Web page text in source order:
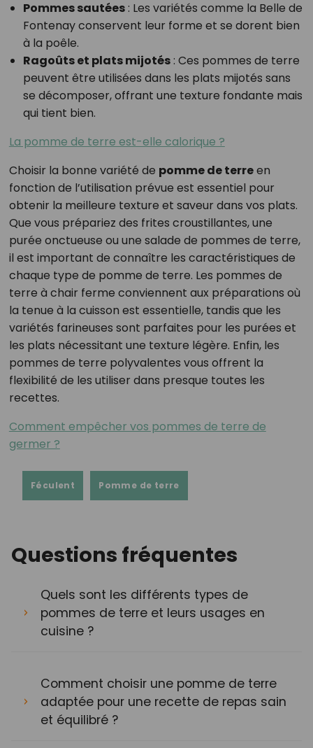
Pommes sautées: Les variétés comme la Belle de
Fontenay conservent leur forme et se dorent bien
à la poêle.
Ragoûts et plats mijotés: Ces pommes de terre
peuvent être utilisées dans les plats mijotés sans
se décomposer, offrant une texture fondante mais
qui tient bien.
La pomme de terre est-elle calorique ?
Choisir la bonne variété de pomme de terreen
fonction de l’utilisation prévue est essentiel pour
obtenir la meilleure texture et saveur dans vos plats.
Que vous prépariez des frites croustillantes, une
purée onctueuse ou une salade de pommes de terre,
il est important de connaître les caractéristiques de
chaque type de pomme de terre. Les pommes de
terre à chair ferme conviennent aux préparations où
la tenue à la cuisson est essentielle, tandis que les
variétés farineuses sont parfaites pour les purées et
les plats nécessitant une texture légère. Enfin, les
pommes de terre polyvalentes vous offrent la
flexibilité de les utiliser dans presque toutes les
recettes.
Comment empêcher vos pommes de terre de
germer ?
Féculent Pomme de terre
Questions fréquentes
Quels sont les différents types de
pommes de terre et leurs usages en
cuisine ?
Comment choisir une pomme de terre
adaptée pour une recette de repas sain
et équilibré ?